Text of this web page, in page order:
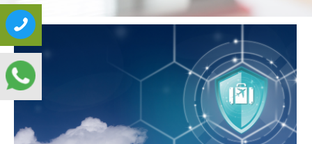
פספורטכארד ביטוח בשלוף לכל
מצב ובכל שעה